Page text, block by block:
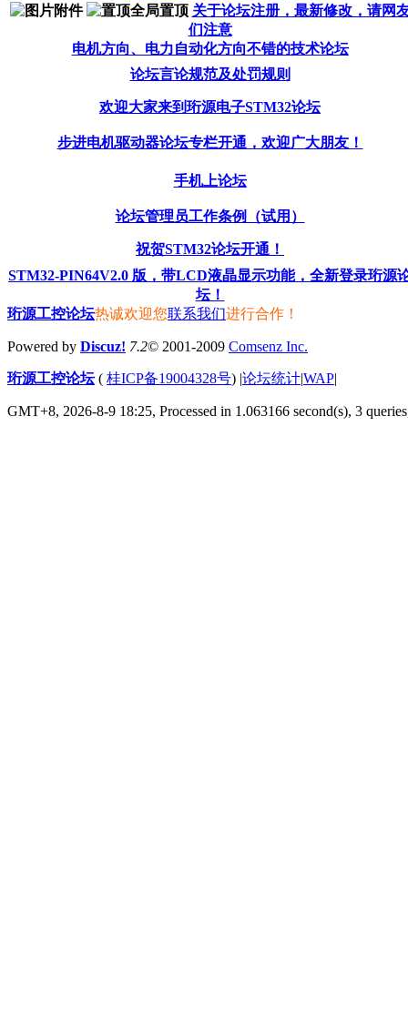
关于论坛注册，最新修改，请网
们注意
电机方向、电力自动化方向不错的技术论坛
论坛言论规范及处罚规则
欢迎大家来到珩源电子STM32论坛
步进电机驱动器论坛专栏开通，欢迎广大朋友！
手机上论坛
论坛管理员工作条例（试用）
祝贺STM32论坛开通！
STM32-PIN64V2.0 版，带LCD液晶显示功能，全新登录珩源
坛！
珩源工控论坛热诚欢迎您联系我们进行合作！
Powered by Discuz! 7.2© 2001-2009 Comsenz Inc.
珩源工控论坛( 桂ICP备19004328号) |论坛统计|WAP|
GMT+8, 2026-8-9 18:25, Processed in 1.063166 second(s), 3